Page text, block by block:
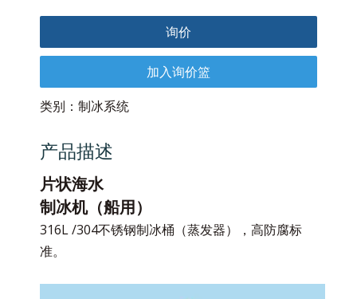
询价
加入询价篮
类别： 制冰系统
产品描述
片状海水
制冰机（船用）
316L /304不锈钢制冰桶（蒸发器），高防腐标
准。